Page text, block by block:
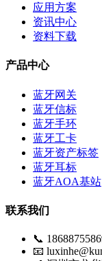
应用方案
资讯中心
资料下载
产品中心
蓝牙网关
蓝牙信标
蓝牙手环
蓝牙工卡
蓝牙资产标签
蓝牙耳标
蓝牙AOA基站
联系我们
📞
📧